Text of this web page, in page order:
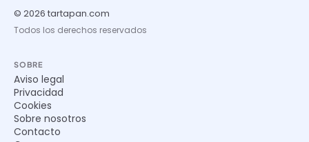
© 2026 tartapan.com
Todos los derechos reservados
SOBRE
Aviso legal
Privacidad
Cookies
Sobre nosotros
Contacto